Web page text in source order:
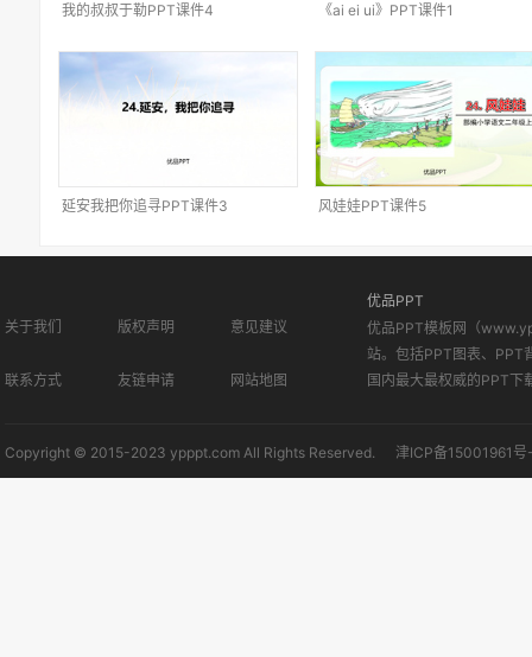
我的叔叔于勒PPT课件4 《ai ei ui》PPT课件1
延安我把你追寻PPT课件3 风娃娃PPT课件5
关于我们 版权声明 意见建议
联系方式 友链申请 网站地图
优品PPT
优品PPT模板网（
站。包括PPT图表、PPT
国内最大最权威的PPT下
Copyright © 2015-2023 ypppt.com All Rights Reserved. 津ICP备15001961号